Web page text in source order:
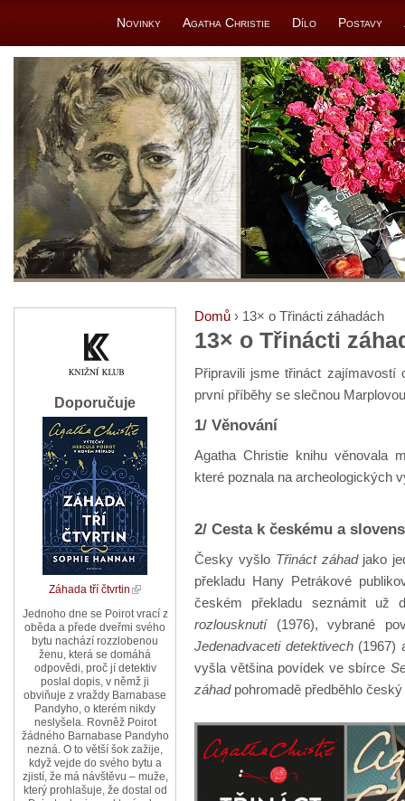
Novinky Agatha Christie Dílo Postavy
Domů › 13× o Třinácti záhadách
13× o Třinácti
Připravili jsme třináct zajímavostí
první příběhy se slečnou
1/ Věnování
Agatha Christie knihu věnovala
které poznala na archeologických
2/ Cesta k českému a
Česky vyšlo Třináct záhadjako
překladu Hany Petrákové
českém překladu seznámit
rozlousknutí(1976), vybrané
Jedenadvaceti detektivech(1967)
vyšla většina povídek ve sbírce
záhadpohromadě předběhlo
Doporučuje
Záhada tří čtvrtin
Jednoho dne se Poirot vrací z
oběda a přede dveřmi svého
bytu nachází rozzlobenou
ženu, která se domáhá
odpovědi, proč jí detektiv
poslal dopis, v němž ji
obviňuje z vraždy Barnabase
Pandyho, o kterém nikdy
neslyšela. Rovněž Poirot
žádného Barnabase Pandyho
nezná. O to větší šok zažije,
když vejde do svého bytu a
zjistí, že má návštěvu – muže,
který prohlašuje, že dostal od